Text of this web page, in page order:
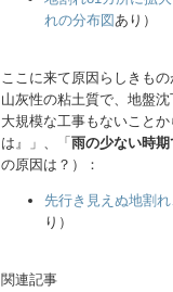
れの分布図あり）
ここに来て原因らしきも
山灰性の粘土質で、地盤
大規模な工事もないこと
は』」、「 雨の少ない時
の原因は？）：
先行き見えぬ地割
り）
関連記事